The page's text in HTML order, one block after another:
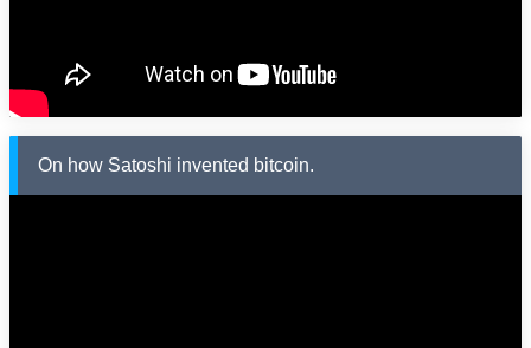
On how Satoshi invented bitcoin.